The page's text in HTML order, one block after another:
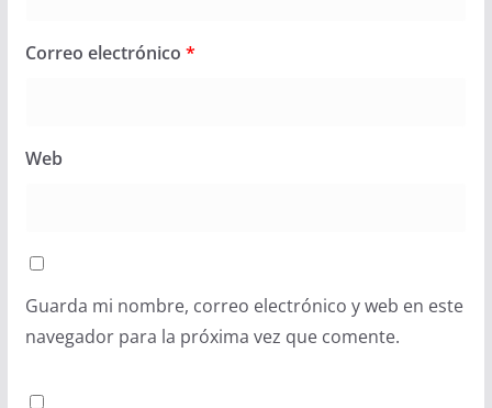
Correo electrónico *
Web
Guarda mi nombre, correo electrónico y web en este
navegador para la próxima vez que comente.